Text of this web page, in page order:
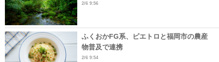
2/6 9:56
ふくおかFG系、ピエトロと福岡市の農産
物普及で連携
2/6 9:54